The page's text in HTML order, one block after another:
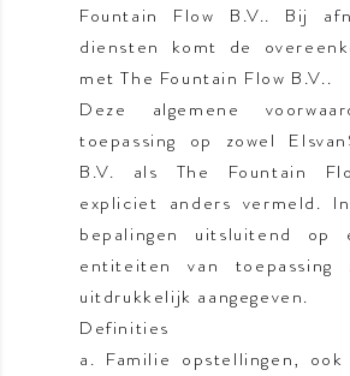
Fountain Flow B.V.. Bij
diensten komt de
met The Fountain Flow B.V..
Deze algemene
toepassing op zowel
B.V. als The Fountain
expliciet anders vermeld.
bepalingen uitsluitend op
entiteiten van
uitdrukkelijk aangegeven.
Definities
a. Familie opstellingen, ook